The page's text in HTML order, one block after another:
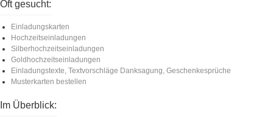
Oft gesucht:
Einladungskarten
Hochzeitseinladungen
Silberhochzeitseinladungen
Goldhochzeitseinladungen
Einladungstexte, Textvorschläge Danksagung, Geschenkesprüche
Musterkarten bestellen
Im Überblick: